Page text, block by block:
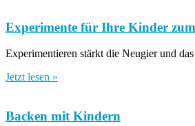
Experimente für Ihre Kinder
Experimentieren stärkt die Neugier und
Jetzt lesen »
Backen mit Kindern